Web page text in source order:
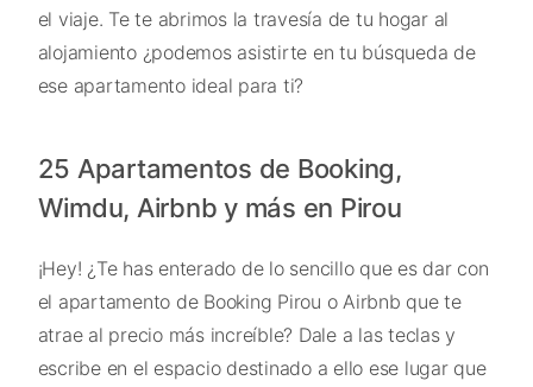
el viaje. Te te abrimos la travesía de tu hogar al
alojamiento ¿podemos asistirte en tu búsqueda de
ese apartamento ideal para ti?
25 Apartamentos de Booking,
Wimdu, Airbnb y más en Pirou
¡Hey! ¿Te has enterado de lo sencillo que es dar con
el apartamento de Booking Pirou o Airbnb que te
atrae al precio más increíble? Dale a las teclas y
escribe en el espacio destinado a ello ese lugar que